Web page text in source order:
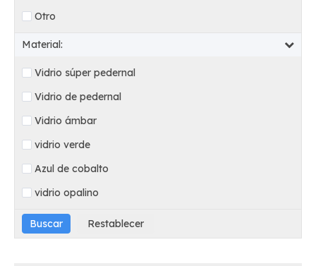
Otro
Material:
Vidrio súper pedernal
Vidrio de pedernal
Vidrio ámbar
vidrio verde
Azul de cobalto
vidrio opalino